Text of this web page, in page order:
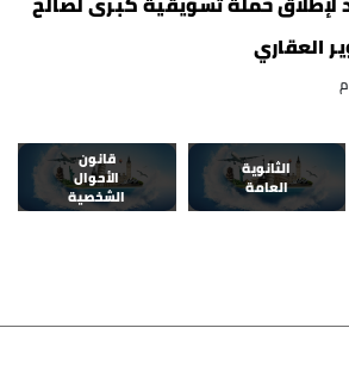
العقاري
الثانوية
العامة
قانون
الأحوال
الشخصية